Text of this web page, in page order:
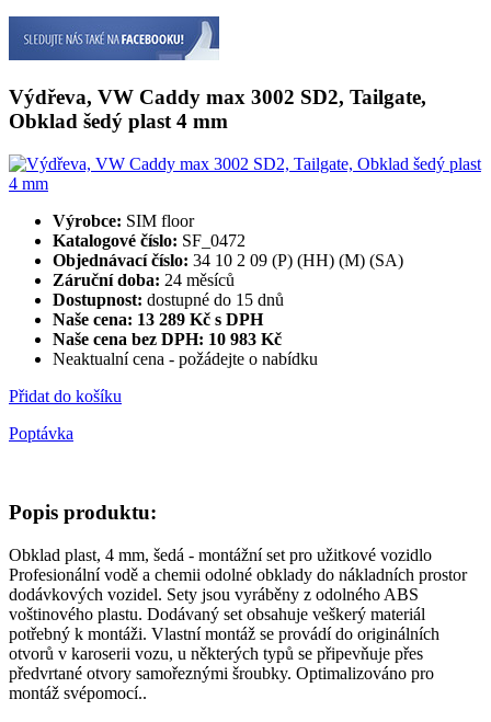
Výdřeva, VW Caddy max 3002 SD2, Tailgate,
Obklad šedý plast 4 mm
Výrobce: SIM floor
Katalogové číslo: SF_0472
Objednávací číslo: 34 10 2 09 (P) (HH) (M) (SA)
Záruční doba: 24 měsíců
Dostupnost: dostupné do 15 dnů
Naše cena: 13 289 Kč s DPH
Naše cena bez DPH: 10 983 Kč
Neaktualní cena - požádejte o nabídku
Přidat do košíku
Poptávka
Popis produktu:
Obklad plast, 4 mm, šedá - montážní set pro užitkové vozidlo
Profesionální vodě a chemii odolné obklady do nákladních prostor
dodávkových vozidel. Sety jsou vyráběny z odolného ABS
voštinového plastu. Dodávaný set obsahuje veškerý materiál
potřebný k montáži. Vlastní montáž se provádí do originálních
otvorů v karoserii vozu, u některých typů se připevňuje přes
předvrtané otvory samořeznými šroubky. Optimalizováno pro
montáž svépomocí..